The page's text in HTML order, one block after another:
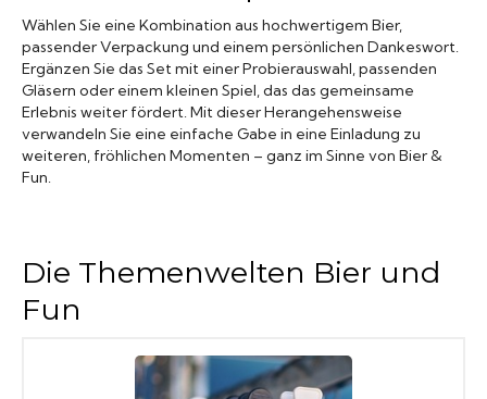
Wählen Sie eine Kombination aus hochwertigem Bier,
passender Verpackung und einem persönlichen Dankeswort.
Ergänzen Sie das Set mit einer Probierauswahl, passenden
Gläsern oder einem kleinen Spiel, das das gemeinsame
Erlebnis weiter fördert. Mit dieser Herangehensweise
verwandeln Sie eine einfache Gabe in eine Einladung zu
weiteren, fröhlichen Momenten – ganz im Sinne von Bier &
Fun.
Die Themenwelten Bier und
Fun